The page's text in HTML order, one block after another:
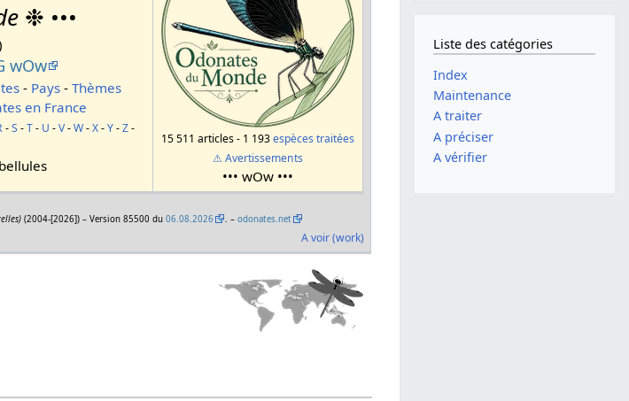
❉ •••
wOw
- Pays- Thèmes
en France
-S -T- U -V-W-X-Y-Z-
15 511 articles - 1 193espèces traitées
⚠ Avertissements
••• wOw •••
(2004-[2026]) – Version 85500 du06.08.2026 . –odonates.net
A voir (work)
Liste des catégories
Index
Maintenance
A traiter
A préciser
A vérifier